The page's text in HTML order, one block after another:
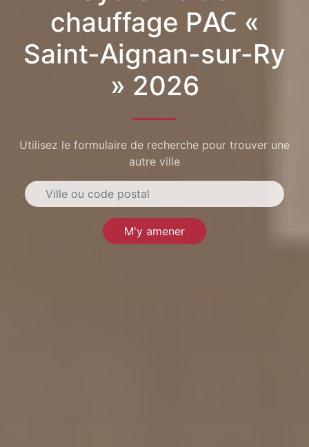
chauffage PAC «
Saint-Aignan-sur-Ry
» 2026
Utilisez le formulaire de recherche pour trouver une
autre ville
M'y amener